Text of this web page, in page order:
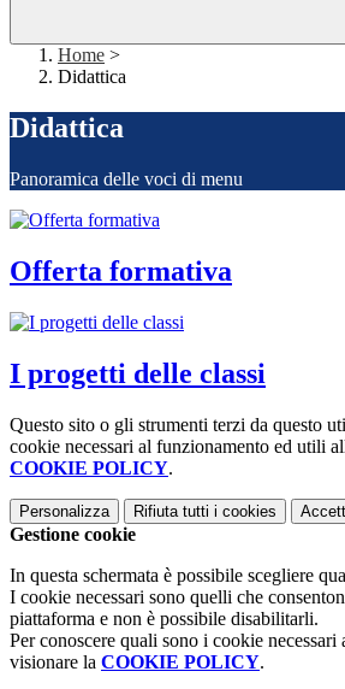
Home >
Didattica
Didattica
Panoramica delle voci di menu
Offerta formativa
I progetti delle classi
Questo sito o gli strumenti terzi da questo
cookie necessari al funzionamento ed utili
COOKIE POLICY.
Personalizza Rifiuta tutti i cookies
Gestione cookie
In questa schermata è possibile scegliere
I cookie necessari sono quelli che
piattaforma e non è possibile disabilitarli.
Per conoscere quali sono i cookie
visionare la COOKIE POLICY.